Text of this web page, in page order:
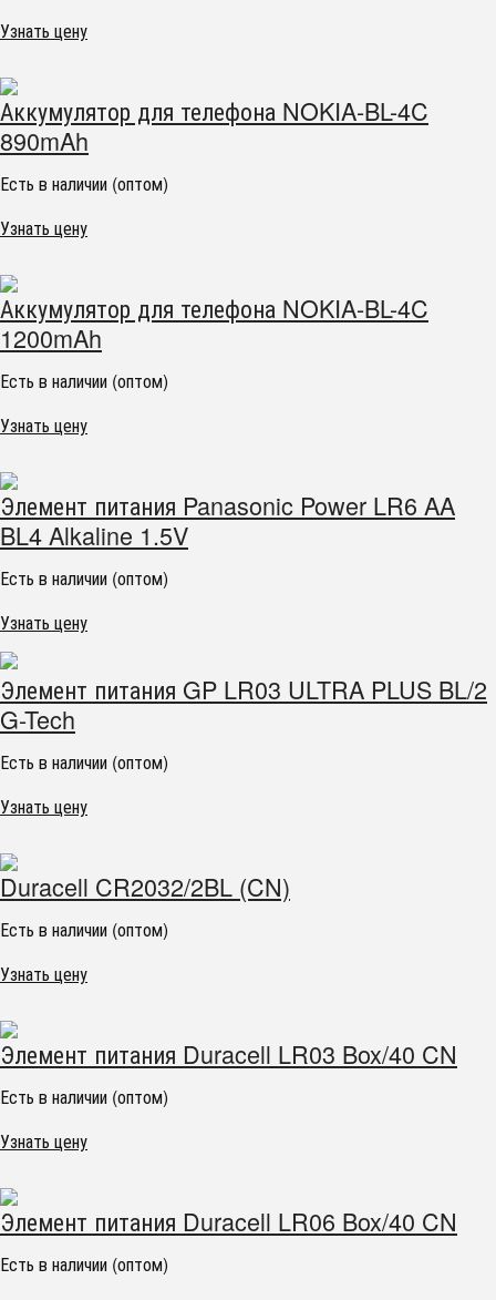
Узнать цену
Аккумулятор для телефона NOKIA-BL-4C
890mAh
Есть в наличии (оптом)
Узнать цену
Аккумулятор для телефона NOKIA-BL-4C
1200mAh
Есть в наличии (оптом)
Узнать цену
Элемент питания Panasonic Power LR6 AA
BL4 Alkaline 1.5V
Есть в наличии (оптом)
Узнать цену
Элемент питания GP LR03 ULTRA PLUS BL/2
G-Tech
Есть в наличии (оптом)
Узнать цену
Duracell CR2032/2BL (CN)
Есть в наличии (оптом)
Узнать цену
Элемент питания Duracell LR03 Box/40 CN
Есть в наличии (оптом)
Узнать цену
Элемент питания Duracell LR06 Box/40 CN
Есть в наличии (оптом)